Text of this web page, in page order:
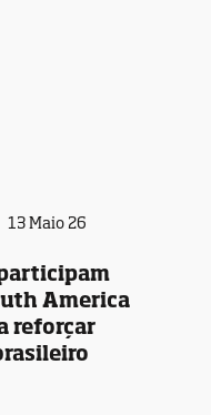
13 Maio 26
America
reforçar